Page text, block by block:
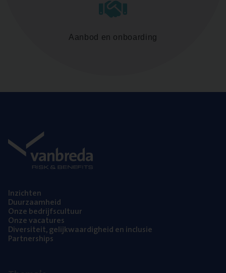
Aanbod en onboarding
Inzich­ten
Duur­zaam­heid
Onze bedrijfs­cul­tuur
Onze vaca­tu­res
Diver­si­teit, gelijk­waar­dig­heid en inclusie
Part­ner­ships